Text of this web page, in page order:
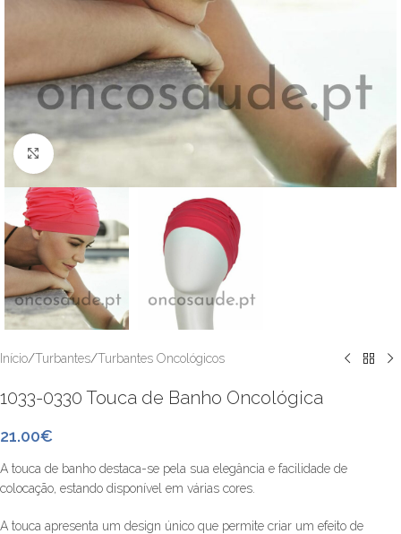
Clique para ver maior
Início/Turbantes/Turbantes Oncológicos
1033-0330 Touca de Banho Oncológica
21.00€
A touca de banho destaca-se pela sua elegância e facilidade de
colocação, estando disponível em várias cores.
A touca apresenta um design único que permite criar um efeito de